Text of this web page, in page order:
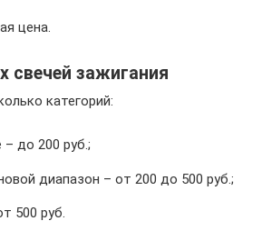
цена.
свечей зажигания
категорий:
до 200 руб.;
диапазон – от 200 до 500 руб.;
500 руб.